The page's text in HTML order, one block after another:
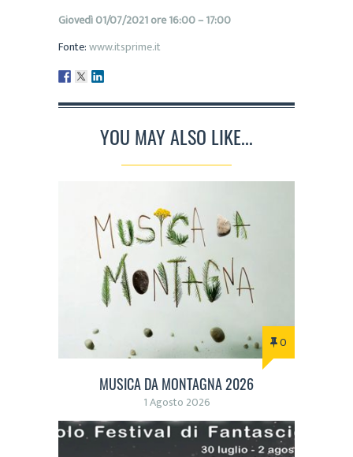
Giovedì 01/07/2021 ore 16:00 – 17:00
Fonte:www.itsprime.it
YOU MAY ALSO LIKE...
0
MUSICA DA MONTAGNA 2026
1 Agosto 2026